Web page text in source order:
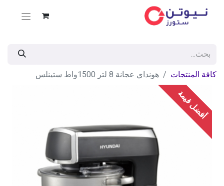
كافة المنتجات هونداي عجانة 8 لتر 1500واط ستينلس
أفضل قيمة